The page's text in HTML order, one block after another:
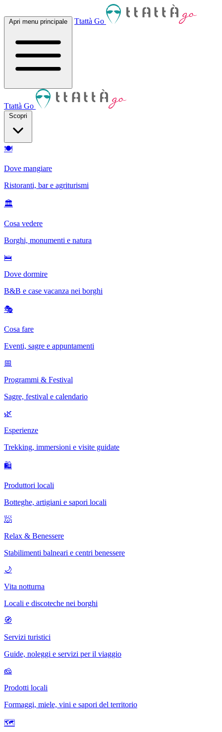
Apri menu principale Ttattà Go
Ttattà Go
Scopri
🍽
Dove mangiare
Ristoranti, bar e agriturismi
🏛
Cosa vedere
Borghi, monumenti e natura
🛌
Dove dormire
B&B e case vacanza nei borghi
🎭
Cosa fare
Eventi, sagre e appuntamenti
📅
Programmi & Festival
Sagre, festival e calendario
🌿
Esperienze
Trekking, immersioni e visite guidate
🛍
Produttori locali
Botteghe, artigiani e sapori locali
🧖
Relax & Benessere
Stabilimenti balneari e centri benessere
🌙
Vita notturna
Locali e discoteche nei borghi
🧭
Servizi turistici
Guide, noleggi e servizi per il viaggio
🧀
Prodotti locali
Formaggi, miele, vini e sapori del territorio
🗺